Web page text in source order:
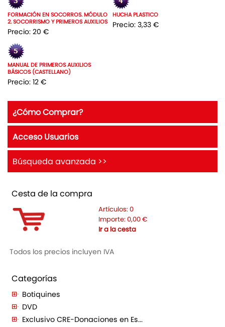
FORMACIÓN EN SOCORROS. MÓDULO
2. SOCORRISMO Y PRIMEROS AUXILIOS
Precio: 20 €
HUCHA PLASTICO
Precio: 3,33 €
MANUAL DE PRIMEROS AUXILIOS
BÁSICOS (CASTELLANO)
Precio: 12 €
¿Cómo Comprar?
Acceso Usuarios
Búsqueda avanzada >>
Cesta de la compra
Artículos: 0
Importe: 0,00 €
Ir a la cesta
Todos los precios incluyen IVA
Categorías
Botiquines
DVD
Exclusivo CRE-Donaciones en Es...